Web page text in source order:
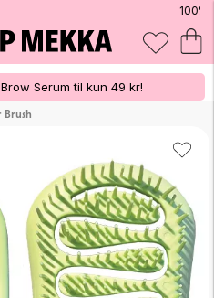
Serum til kun 49 kr!